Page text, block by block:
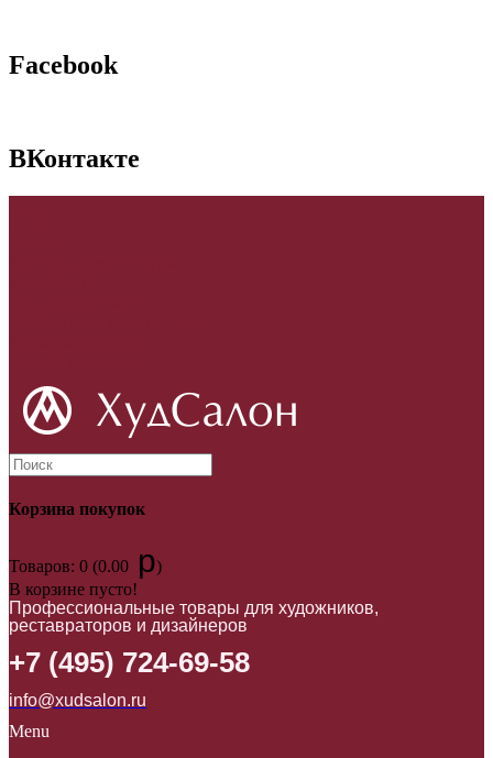
Facebook
ВКонтакте
Корзина покупок
Товаров: 0 (0.00 p)
В корзине пусто!
Профессиональные товары для художников,
реставраторов и дизайнеров
+7 (495) 724-69-58
info@xudsalon.ru
Menu